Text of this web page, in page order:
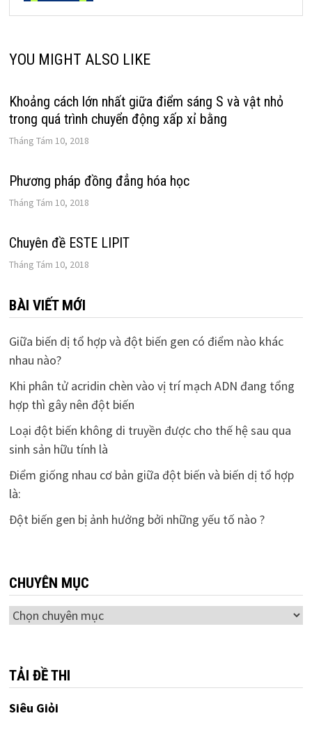
YOU MIGHT ALSO LIKE
Khoảng cách lớn nhất giữa điểm sáng S và vật nhỏ
trong quá trình chuyển động xấp xỉ bằng
Tháng Tám 10, 2018
Phương pháp đồng đẳng hóa học
Tháng Tám 10, 2018
Chuyên đề ESTE LIPIT
Tháng Tám 10, 2018
BÀI VIẾT MỚI
Giữa biến dị tổ hợp và đột biến gen có điểm nào khác
nhau nào?
Khi phân tử acridin chèn vào vị trí mạch ADN đang tổng
hợp thì gây nên đột biến
Loại đột biến không di truyền được cho thế hệ sau qua
sinh sản hữu tính là
Điểm giống nhau cơ bản giữa đột biến và biến dị tổ hợp
là:
Đột biến gen bị ảnh hưởng bởi những yếu tố nào ?
CHUYÊN MỤC
Chuyên
TẢI ĐỀ THI
Siêu Giỏi